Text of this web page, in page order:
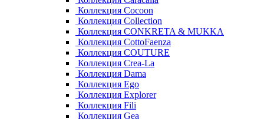
Коллекция Cocoon
Коллекция Collection
Коллекция CONKRETA & MUKKA
Коллекция CottoFaenza
Коллекция COUTURE
Коллекция Crea-La
Коллекция Dama
Коллекция Ego
Коллекция Explorer
Коллекция Fili
Коллекция Gea